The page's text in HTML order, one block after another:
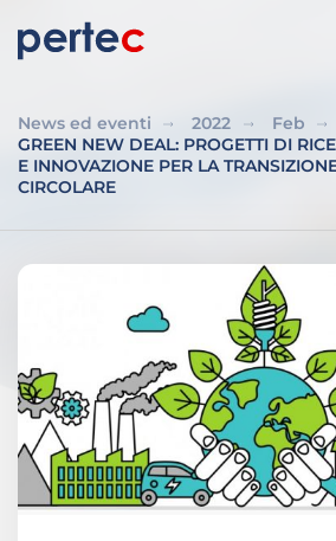
News ed eventi 2022
Feb
GREEN NEW DEAL: PROGETTI DI
E INNOVAZIONE PER LA
CIRCOLARE